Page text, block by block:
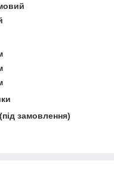
замовлення)